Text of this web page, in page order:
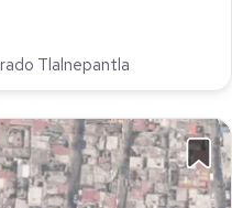
Tlalnepantla